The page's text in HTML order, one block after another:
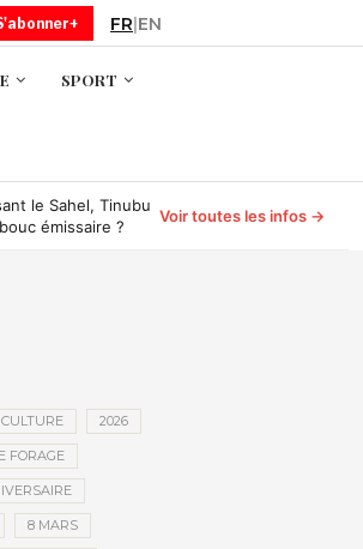
FR|EN
SPORT
le Sahel, Tinubu
émissaire ?
Voir toutes les infos →
2026
FORAGE
8 MARS